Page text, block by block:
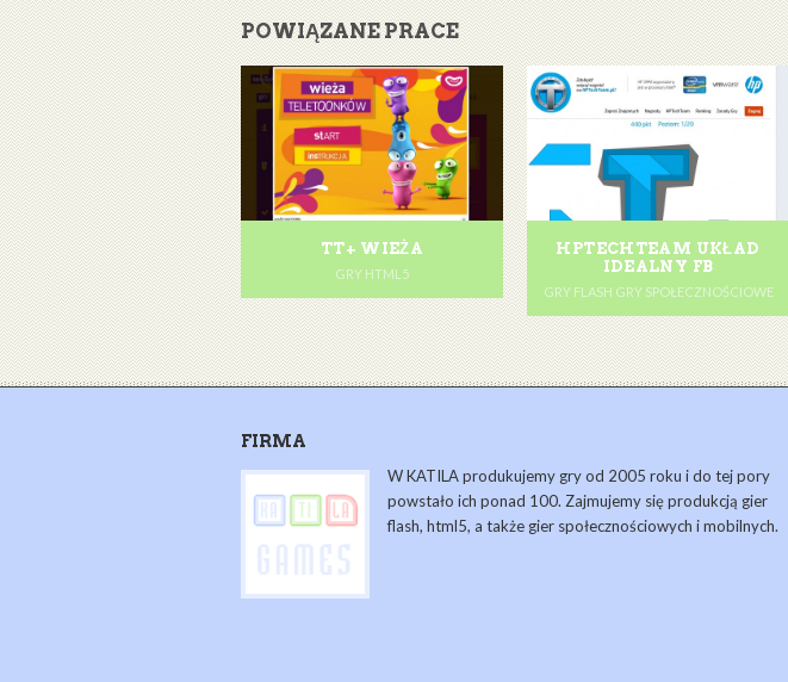
POWIĄZANE PRACE
TT+ WIEŻA
GRY HTML5
HPTECHTEAM UKŁAD
IDEALNY FB
GRY FLASH GRY SPOŁECZNOŚCIOWE
FIRMA
W KATILA produkujemy gry od 2005 roku i do tej pory
powstało ich ponad 100. Zajmujemy się produkcją gier
flash, html5, a także gier społecznościowych i mobilnych.